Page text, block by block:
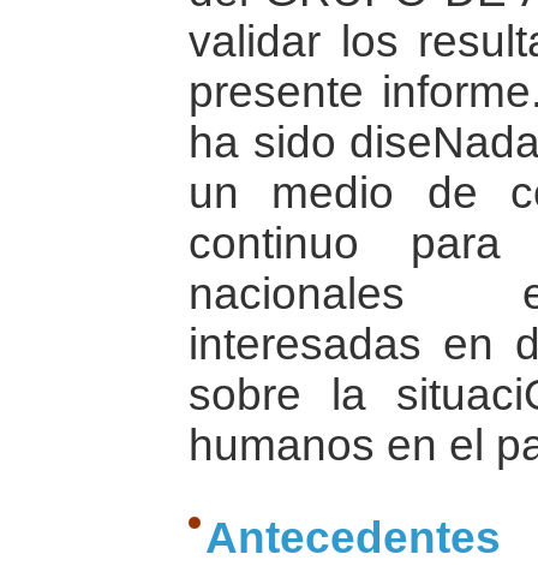
validar los
presente
ha sido
un medio de
continuo para
nacionales
interesadas en
sobre la
humanos en el
Antecedentes